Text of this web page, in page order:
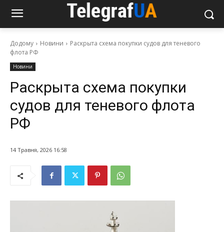
Додому Новини
Раскрыта схема покупки судов для теневого
флота РФ
Новини
Раскрыта схема покупки
судов для теневого флота
РФ
14 Травня, 2026 16:58